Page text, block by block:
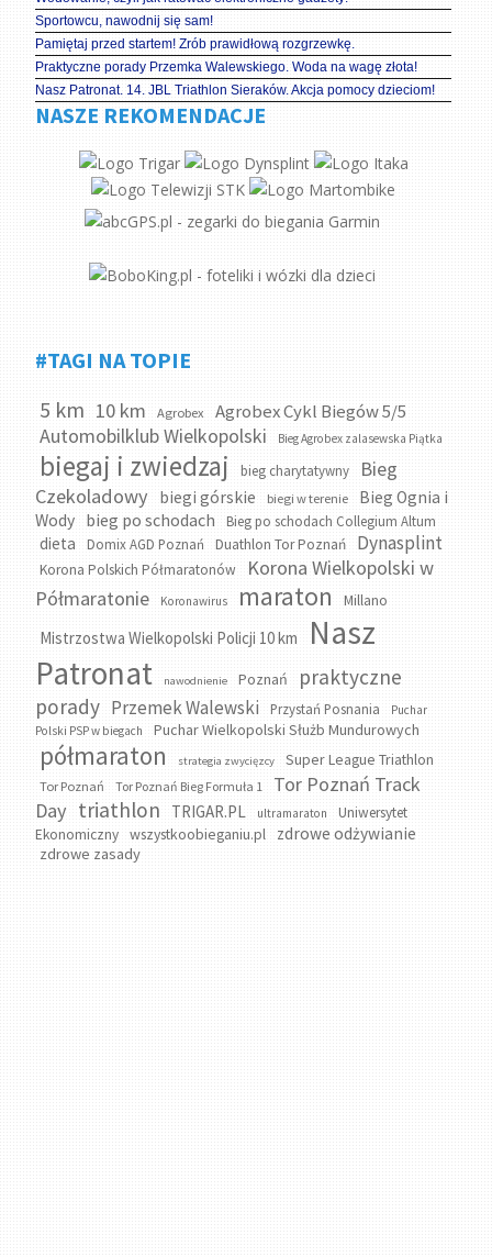
Sportowcu, nawodnij się sam!
Pamiętaj przed startem! Zrób prawidłową rozgrzewkę.
Praktyczne porady Przemka Walewskiego. Woda na wagę złota!
Nasz Patronat. 14. JBL Triathlon Sieraków. Akcja pomocy dzieciom!
NASZE REKOMENDACJE
#TAGI NA TOPIE
5 km 10 km Agrobex Agrobex Cykl Biegów 5/5
Automobilklub Wielkopolski Bieg Agrobex zalasewska Piątka
biegaj i zwiedzaj bieg charytatywny
Bieg
Czekoladowy
biegi górskie biegi w terenie
Bieg Ognia i
Wody bieg po schodach Bieg po schodach Collegium Altum
dieta Domix AGD Poznań Duathlon Tor Poznań Dynasplint
Korona Polskich Półmaratonów
Korona Wielkopolski w
Półmaratonie
Koronawirus maraton Millano
Mistrzostwa Wielkopolski Policji 10 km
Nasz
Patronat
nawodnienie Poznań
praktyczne
porady Przemek Walewski Przystań Posnania
Puchar
Polski PSP w biegach
Puchar Wielkopolski Służb Mundurowych
półmaraton strategia zwycięzcy Super League Triathlon
Tor Poznań Tor Poznań Bieg Formuła 1
Tor Poznań Track
Day triathlon TRIGAR.PL ultramaraton
Uniwersytet
Ekonomiczny
wszystkoobieganiu.pl zdrowe odżywianie
zdrowe zasady